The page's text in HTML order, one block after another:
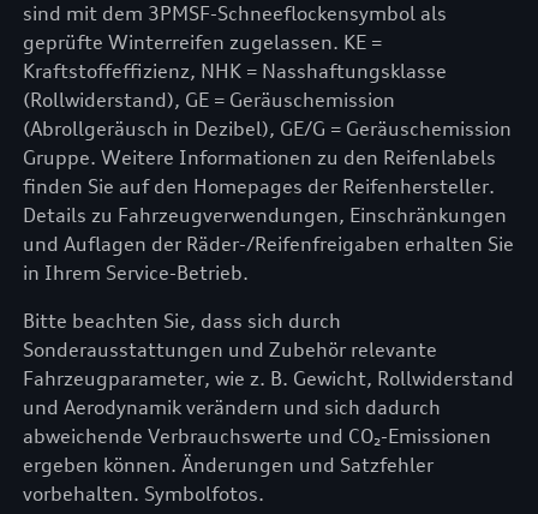
sind mit dem 3PMSF-Schneeflockensymbol als
geprüfte Winterreifen zugelassen. KE =
Kraftstoffeffizienz, NHK = Nasshaftungsklasse
(Rollwiderstand), GE = Geräuschemission
(Abrollgeräusch in Dezibel), GE/G = Geräuschemission
Gruppe. Weitere Informationen zu den Reifenlabels
finden Sie auf den Homepages der Reifenhersteller.
Details zu Fahrzeugverwendungen, Einschränkungen
und Auflagen der Räder-/Reifenfreigaben erhalten Sie
in Ihrem Service-Betrieb.
Bitte beachten Sie, dass sich durch
Sonderausstattungen und Zubehör relevante
Fahrzeugparameter, wie z. B. Gewicht, Rollwiderstand
und Aerodynamik verändern und sich dadurch
abweichende Verbrauchswerte und CO₂-Emissionen
ergeben können. Änderungen und Satzfehler
vorbehalten. Symbolfotos.